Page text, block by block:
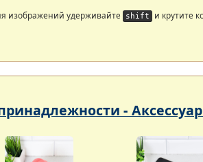
изображений удерживайте shift и крутите
-